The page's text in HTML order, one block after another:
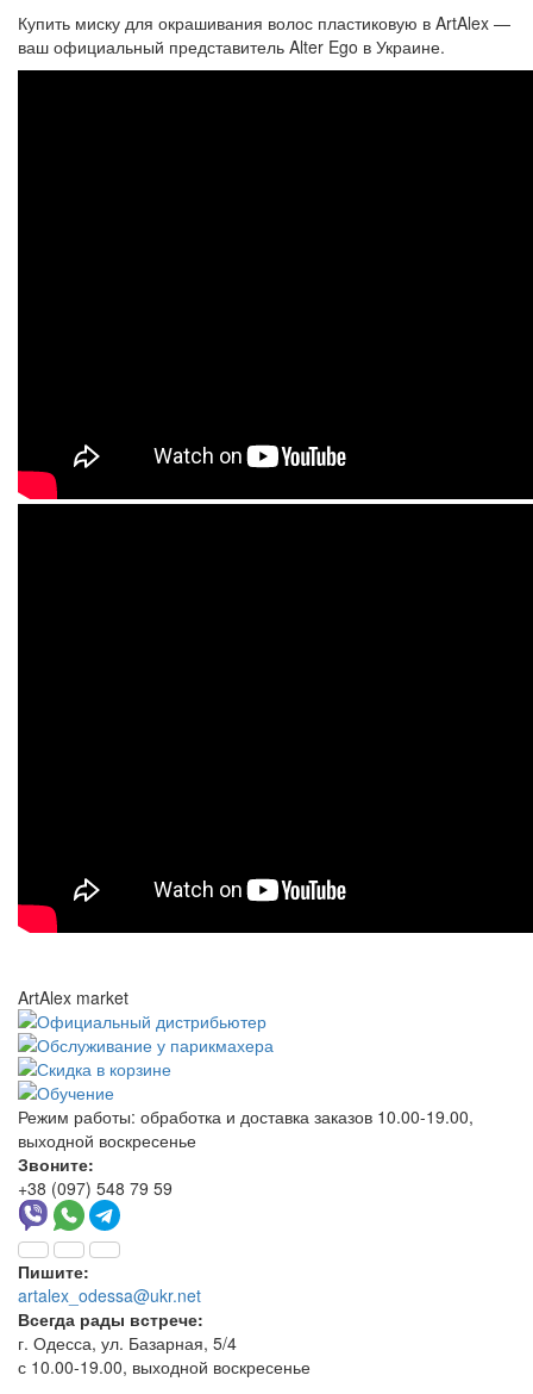
Купить миску для окрашивания волос пластиковую в ArtAlex —
ваш официальный представитель Alter Ego в Украине.
ArtAlex market
Режим работы: обработка и доставка заказов 10.00-19.00,
выходной воскресенье
Звоните:
+38 (097) 548 79 59
Пишите:
artalex_odessa@ukr.net
Всегда рады встрече:
г. Одесса, ул. Базарная, 5/4
с 10.00-19.00, выходной воскресенье